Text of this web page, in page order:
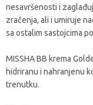
nesavršenosti i
zračenja, ali i umiruje
sa ostalim sastojcima
MISSHA BB krema
hidriranu i nahranjenu
trenutku.